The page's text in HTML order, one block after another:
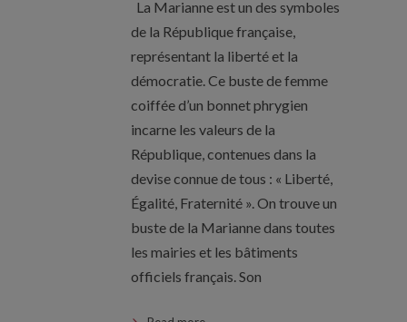
La Marianne est un des symboles
de la République française,
représentant la liberté et la
démocratie. Ce buste de femme
coiffée d’un bonnet phrygien
incarne les valeurs de la
République, contenues dans la
devise connue de tous : « Liberté,
Égalité, Fraternité ». On trouve un
buste de la Marianne dans toutes
les mairies et les bâtiments
officiels français. Son